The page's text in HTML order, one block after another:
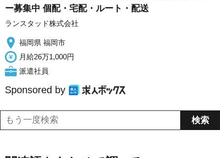
ー募集中 個配・宅配・ルート・配送
ランスタッド株式会社
福岡県 福岡市
月給26万1,000円
派遣社員
Sponsored by